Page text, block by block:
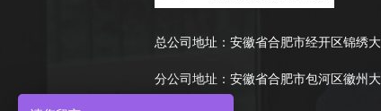
总公司地址： 安徽省合肥市经开区锦绣
分公司地址： 安徽省合肥市包河区徽州